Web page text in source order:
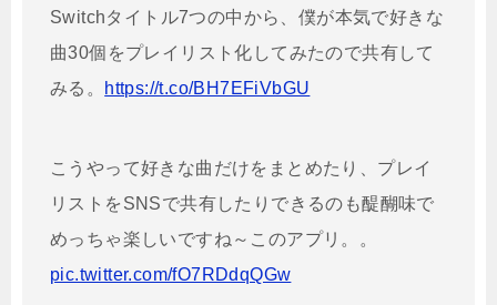
Switchタイトル7つの中から、僕が本気で好きな
曲30個をプレイリスト化してみたので共有して
みる。
https://t.co/BH7EFiVbGU
こうやって好きな曲だけをまとめたり、プレイ
リストをSNSで共有したりできるのも醍醐味で
めっちゃ楽しいですね～このアプリ。。
pic.twitter.com/fO7RDdqQGw